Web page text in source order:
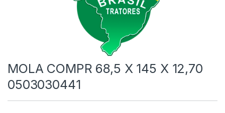
MOLA COMPR 68,5 X 145 X 12,70
0503030441